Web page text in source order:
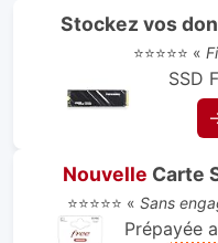
Stockez vos
⭐⭐⭐⭐⭐ «
SSD
Nouvelle Carte
⭐⭐⭐⭐⭐ « Sans
Prépayée